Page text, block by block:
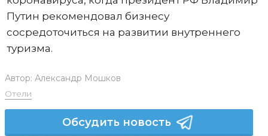
Путин рекомендовал бизнесу
сосредоточиться на развитии внутреннего
туризма.
Автор: Александр Мошков
Отели
Обсудить новость